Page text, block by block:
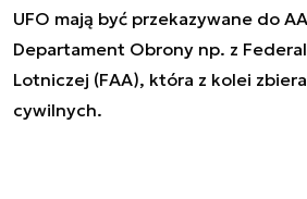
UFO mają być przekazywane do
Departament Obrony np. z
Lotniczej (FAA), która z kolei
cywilnych.